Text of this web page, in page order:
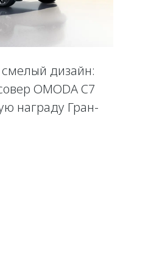
смелый дизайн:
OMODA C7
награду Гран-